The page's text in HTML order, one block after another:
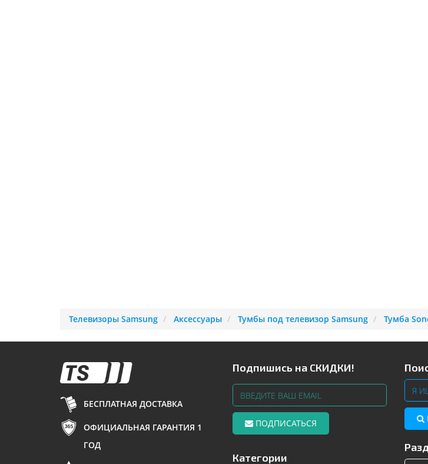
Телевизоры Samsung Аксессуары Тумбы под телевизор Samsung Тумба
БЕСПЛАТНАЯ ДОСТАВКА
ОФИЦИАЛЬНАЯ ГАРАНТИЯ 1
ГОД
Подпишись на СКИДКИ!
ПОДПИСАТЬСЯ
Категории
Телевизоры Samsung с изогнутым